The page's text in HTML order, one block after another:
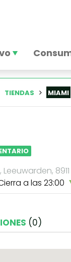
TIENDAS MIAMI
8911
a las 23:00
(0)